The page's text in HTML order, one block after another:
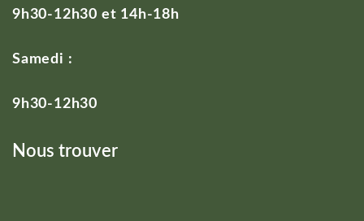
9h30-12h30 et 14h-18h
Samedi :
9h30-12h30
Nous trouver